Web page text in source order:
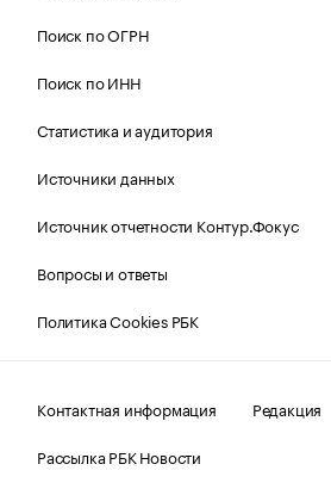
Поиск по ОГРН
Поиск по ИНН
Статистика и аудитория
Источники данных
Источник отчетности Контур.Фокус
Вопросы и ответы
Политика Cookies РБК
Контактная информация
Редакция
Рассылка РБК Новости